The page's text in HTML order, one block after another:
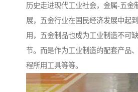
历史走进现代工业社会，金属-五金
展，五金行业在国民经济发展中起
用，五金制品也成为工业制造不可
节。而是作为工业制造的配套产品
程所用工具等等。